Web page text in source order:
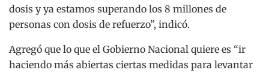
dosis y ya estamos superando los 8 millones de
personas con dosis de refuerzo”, indicó.
Agregó que lo que el Gobierno Nacional quiere es “ir
haciendo más abiertas ciertas medidas para levantar